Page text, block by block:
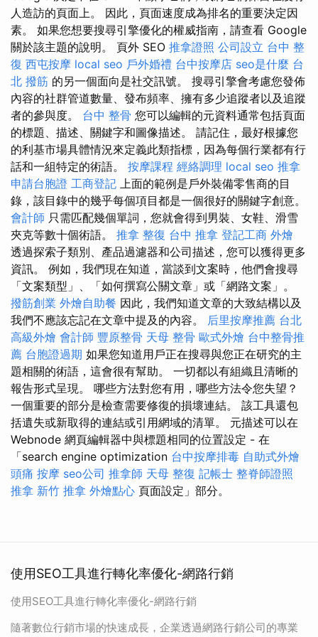
人造訪的頁面上。 因此，頁面速度成為排名的重要決定因
素。 如果您想要搜尋引擎優化的權威指南，請查看 Google
關於該主題的說明。 頁外 SEO 推拿證照 公司設立 台中 整
復 西屯按摩 local seo 戶外婚禮 台中按摩店 seo是什麼 台
北 撥筋 的另一個面向是社交訊號。 搜尋引擎會考慮您發佈
內容的社群管道數量、發布頻率、擁有多少追蹤者以及追蹤
者的參與度。 台中 整骨 您可以編輯的元資料通常包括頁面
的標題、描述、關鍵字和圖像描述。 請記住，最好根據您
的利基市場具體情況來定義此類指標，因為每個行業都有行
話和一組特定的術語。 按摩課程 經絡調理 local seo 推拿
申請台胞證 工商登記 上面的範例是戶外裝備零售商的目
錄，該目錄中的幾乎每個項目都是一個很好的關鍵字創意。
會計師 只需匹配幾個單詞，您就會得到男裝、女鞋、滑雪
夾克等數十個術語。 推拿 整復 台中 推拿 登記工商 外燴
透過探索子類別、產品過濾器和公司描述，您可以獲得更多
資訊。 例如，我們現在知道，當談到文案時，他們會搜尋
「文案類型」、「如何撰寫公關文章」或「網路文案」。
撥筋創業 外燴自助餐 因此，我們知道文章的大致結構以及
我們不應該忘記在文章中提及的內容。 后里按摩推薦 台北
高級外燴 會計師 豐原整骨 天母 整骨 歐式外燴 台中整骨推
薦 台胞證過期 如果您知道用戶正在搜尋與您正在研究的主
題相關的術語，這會很有幫助。 一切都以有組織且清晰的
報告形式呈現。 哪些方法對您有用，哪些方法令您失望？
一個重要的部分是檢查需要修復的損壞連結。 該工具還包
括遺失或新取得的連結或引用網域的清單。 元描述可以在
Webnode 網頁編輯器中與標題相同的位置設定 - 在
「search engine optimization 台中按摩排毒 自助式外燴
頭痛 按摩 seo公司 推拿師 天母 整復 記帳士 整脊師證照
推拿 新竹 推拿 外燴點心 頁面設定」部分。
使用SEO工具進行轉化率優化-網路行銷
使用SEO工具進行轉化率優化-網路行銷
隨著數位行銷市場的快速成長，企業透過網路行銷公司的專業